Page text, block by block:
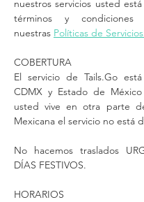
nuestros servicios usted
términos y condiciones
nuestras Políticas de
COBERTURA
El servicio de Tails.Go
CDMX y Estado de
usted vive en otra parte
Mexicana el servicio no está
No hacemos traslados
DÍAS FESTIVOS.
HORARIOS